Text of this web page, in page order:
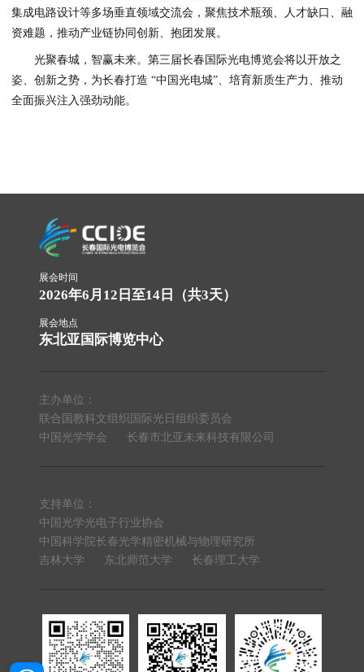
集成电路设计等多场垂直领域交流会，聚焦技术瓶颈、人才缺口、融
资难题，推动产业链协同创新、抱团发展。
光聚春城，智赢未来。第三届长春国际光电博览会将以开放之
姿、创新之势，为长春打造 “中国光电城”、培育新质生产力、推动
全面振兴注入强劲动能。
展会时间
2026年6月12日至14日（共3天）
展会地点
东北亚国际博览中心
主办单位：
联合国教科文组织国际光日组织委员会
中国光学学会
长春市北亚未来科技有限公司
支持单位：
中国光学光电子行业协会
中国科学院长春光学精密机械与物理研究所
吉林大学
东北师范大学 长春理工大学